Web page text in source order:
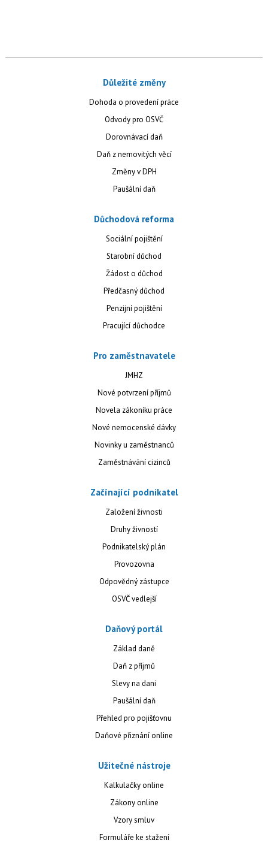
Důležité změny
Dohoda o provedení práce
Odvody pro OSVČ
Dorovnávací daň
Daň z nemovitých věcí
Změny v DPH
Paušální daň
Důchodová reforma
Sociální pojištění
Starobní důchod
Žádost o důchod
Předčasný důchod
Penzijní pojištění
Pracující důchodce
Pro zaměstnavatele
JMHZ
Nové potvrzení příjmů
Novela zákoníku práce
Nové nemocenské dávky
Novinky u zaměstnanců
Zaměstnávání cizinců
Začínající podnikatel
Založení živnosti
Druhy živností
Podnikatelský plán
Provozovna
Odpovědný zástupce
OSVČ vedlejší
Daňový portál
Základ daně
Daň z příjmů
Slevy na dani
Paušální daň
Přehled pro pojišťovnu
Daňové přiznání online
Užitečné nástroje
Kalkulačky online
Zákony online
Vzory smluv
Formuláře ke stažení